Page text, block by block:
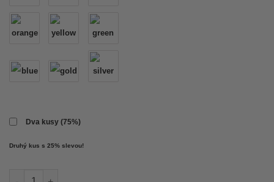
Dva kusy (75%)
Druhý kus s 25% slevou!
FF CARS samolepka množství